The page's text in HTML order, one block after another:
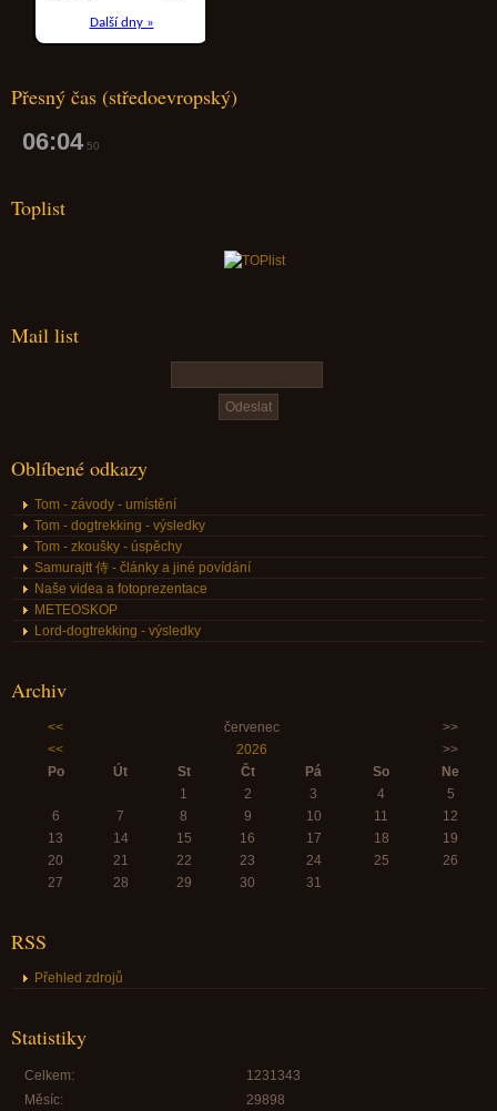
Přesný čas (středoevropský)
06:04 51
Toplist
Mail list
Oblíbené odkazy
Tom - závody - umístění
Tom - dogtrekking - výsledky
Tom - zkoušky - úspěchy
Samurajtt 侍 - články a jiné povídání
Naše videa a fotoprezentace
METEOSKOP
Lord-dogtrekking - výsledky
Archiv
<< červenec
>>
<<
2026
>>
Po
Út St Čt Pá So
Ne
1
2 3 4
5
6
7 8 9 10 11
12
13
14 15 16 17 18
19
20
21 22 23 24 25
26
27
28 29 30 31
RSS
Přehled zdrojů
Statistiky
Celkem:
1231343
Měsíc:
29898